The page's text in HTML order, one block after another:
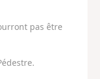
pas être